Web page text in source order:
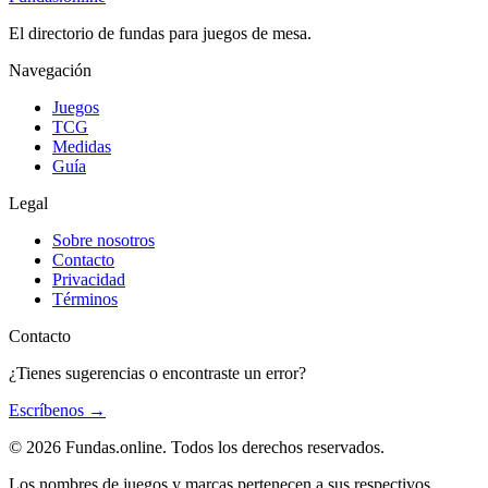
El directorio de fundas para juegos de mesa.
Navegación
Juegos
TCG
Medidas
Guía
Legal
Sobre nosotros
Contacto
Privacidad
Términos
Contacto
¿Tienes sugerencias o encontraste un error?
Escríbenos →
© 2026 Fundas.online. Todos los derechos reservados.